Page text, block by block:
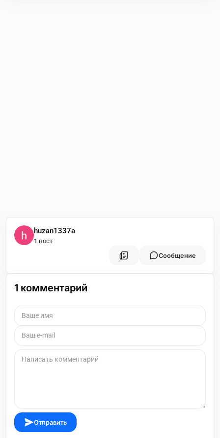
huzan1337a
1 пост
Сообщение
1 комментарий
Отправить